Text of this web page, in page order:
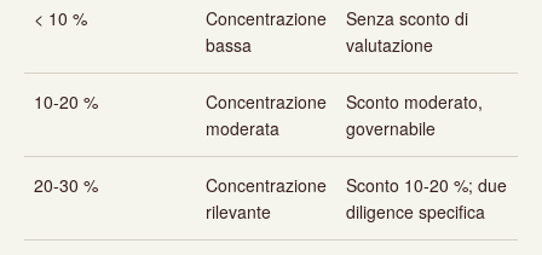
< 10 %
Concentrazione
bassa
Senza sconto di
valutazione
10-20 %
Concentrazione
moderata
Sconto moderato,
governabile
20-30 %
Concentrazione
rilevante
Sconto 10-20 %; due
diligence specifica